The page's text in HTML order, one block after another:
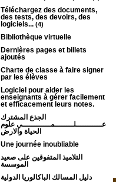
Téléchargez des documents,
des tests, des devoirs, des
logiciels... (4)
Bibliothèque virtuelle
Dernières pages et billets
ajoutés
Charte de classe à faire signer
par les élèves
Logiciel pour aider les
enseignants à gérer facilement
et efficacement leurs notes.
الجذع المشترك
عـــــــــــلــــــــمــــــــــــي علوم
الحياة والارض
Une journée inoubliable
التلاميذ المتفوقين على صعيد
الموسسة
دليل المسالك الباكالوريا الدولية